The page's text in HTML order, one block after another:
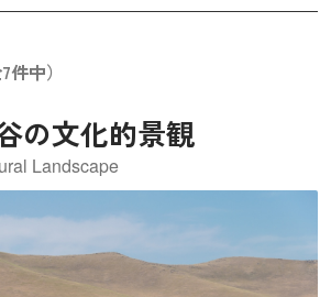
中）
の文化的景観
Landscape